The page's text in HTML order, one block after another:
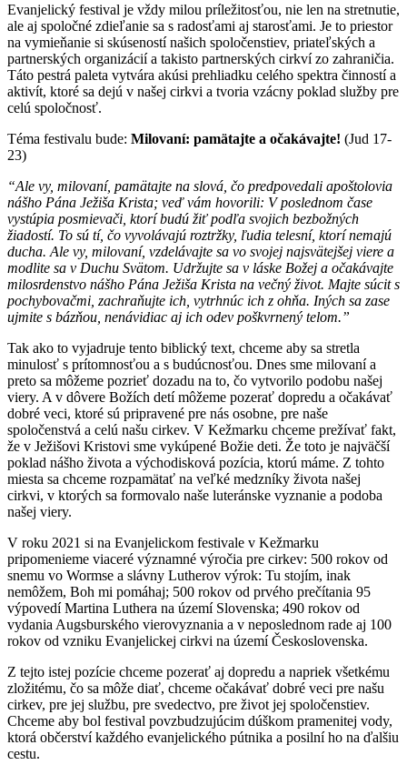
Evanjelický festival je vždy milou príležitosťou, nie len na stretnutie,
ale aj spoločné zdieľanie sa s radosťami aj starosťami. Je to priestor
na vymieňanie si skúseností našich spoločenstiev, priateľských a
partnerských organizácií a takisto partnerských cirkví zo zahraničia.
Táto pestrá paleta vytvára akúsi prehliadku celého spektra činností a
aktivít, ktoré sa dejú v našej cirkvi a tvoria vzácny poklad služby pre
celú spoločnosť.
Téma festivalu bude: Milovaní: pamätajte a očakávajte! (Jud 17-
23)
“Ale vy, milovaní, pamätajte na slová, čo predpovedali apoštolovia
nášho Pána Ježiša Krista; veď vám hovorili: V poslednom čase
vystúpia posmievači, ktorí budú žiť podľa svojich bezbožných
žiadostí. To sú tí, čo vyvolávajú roztržky, ľudia telesní, ktorí nemajú
ducha. Ale vy, milovaní, vzdelávajte sa vo svojej najsvätejšej viere a
modlite sa v Duchu Svätom. Udržujte sa v láske Božej a očakávajte
milosrdenstvo nášho Pána Ježiša Krista na večný život. Majte súcit s
pochybovačmi, zachraňujte ich, vytrhnúc ich z ohňa. Iných sa zase
ujmite s bázňou, nenávidiac aj ich odev poškvrnený telom.”
Tak ako to vyjadruje tento biblický text, chceme aby sa stretla
minulosť s prítomnosťou a s budúcnosťou. Dnes sme milovaní a
preto sa môžeme pozrieť dozadu na to, čo vytvorilo podobu našej
viery. A v dôvere Božích detí môžeme pozerať dopredu a očakávať
dobré veci, ktoré sú pripravené pre nás osobne, pre naše
spoločenstvá a celú našu cirkev. V Kežmarku chceme prežívať fakt,
že v Ježišovi Kristovi sme vykúpené Božie deti. Že toto je najväčší
poklad nášho života a východisková pozícia, ktorú máme. Z tohto
miesta sa chceme rozpamätať na veľké medzníky života našej
cirkvi, v ktorých sa formovalo naše luteránske vyznanie a podoba
našej viery.
V roku 2021 si na Evanjelickom festivale v Kežmarku
pripomenieme viaceré významné výročia pre cirkev: 500 rokov od
snemu vo Wormse a slávny Lutherov výrok: Tu stojím, inak
nemôžem, Boh mi pomáhaj; 500 rokov od prvého prečítania 95
výpovedí Martina Luthera na území Slovenska; 490 rokov od
vydania Augsburského vierovyznania a v neposlednom rade aj 100
rokov od vzniku Evanjelickej cirkvi na území Československa.
Z tejto istej pozície chceme pozerať aj dopredu a napriek všetkému
zložitému, čo sa môže diať, chceme očakávať dobré veci pre našu
cirkev, pre jej službu, pre svedectvo, pre život jej spoločenstiev.
Chceme aby bol festival povzbudzujúcim dúškom pramenitej vody,
ktorá občerství každého evanjelického pútnika a posilní ho na ďalšiu
cestu.